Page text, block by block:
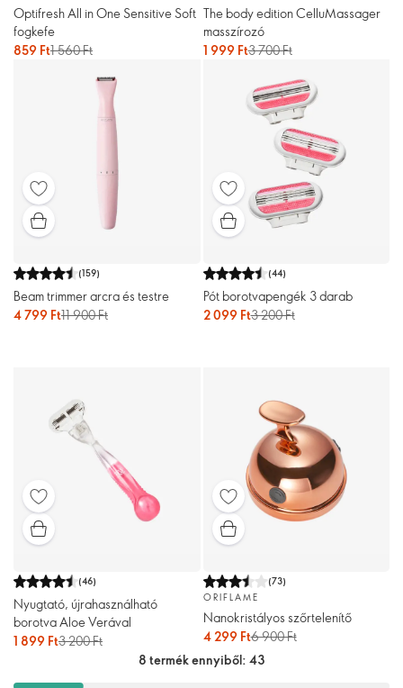
Optifresh All in One Sensitive Soft
fogkefe
859 Ft1 560 Ft
The body edition CelluMassager
masszírozó
1 999 Ft3 700 Ft
(159)
Beam trimmer arcra és testre
4 799 Ft11 900 Ft
(44)
Pót borotvapengék 3 darab
2 099 Ft3 200 Ft
(46)
Nyugtató, újrahasználható
borotva Aloe Verával
1 899 Ft3 200 Ft
(73)
ORIFLAME
Nanokristályos szőrtelenítő
4 299 Ft6 900 Ft
8 termék ennyiből: 43